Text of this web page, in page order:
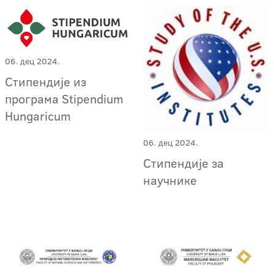
06. дец 2024.
Стипендије из
програма Stipendium
Hungaricum
06. дец 2024.
Стипендије за
научнике